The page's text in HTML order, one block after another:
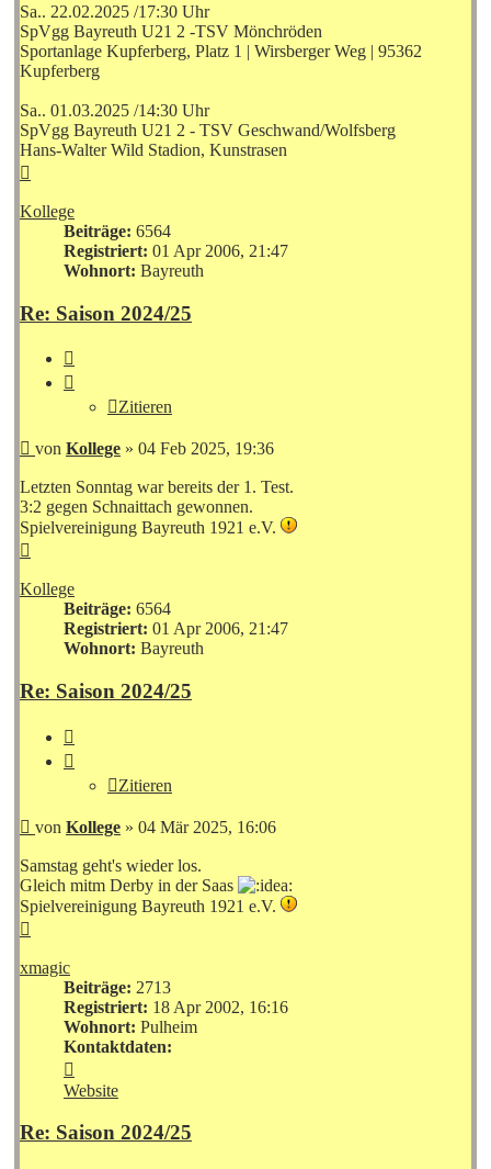
Sa.. 22.02.2025 /17:30 Uhr
SpVgg Bayreuth U21 2 -TSV Mönchröden
Sportanlage Kupferberg, Platz 1 | Wirsberger Weg | 95362
Kupferberg
Sa.. 01.03.2025 /14:30 Uhr
SpVgg Bayreuth U21 2 - TSV Geschwand/Wolfsberg
Hans-Walter Wild Stadion, Kunstrasen
Kollege
Beiträge: 6564
Registriert: 01 Apr 2006, 21:47
Wohnort: Bayreuth
Re: Saison 2024/25
Zitieren
Beitrag
von Kollege » 04 Feb 2025, 19:36
Letzten Sonntag war bereits der 1. Test.
3:2 gegen Schnaittach gewonnen.
Spielvereinigung Bayreuth 1921 e.V.
Kollege
Beiträge: 6564
Registriert: 01 Apr 2006, 21:47
Wohnort: Bayreuth
Re: Saison 2024/25
Zitieren
Beitrag
von Kollege » 04 Mär 2025, 16:06
Samstag geht's wieder los.
Gleich mitm Derby in der Saas
Spielvereinigung Bayreuth 1921 e.V.
xmagic
Beiträge: 2713
Registriert: 18 Apr 2002, 16:16
Wohnort: Pulheim
Kontaktdaten:
von
xmagic
Website
Re: Saison 2024/25